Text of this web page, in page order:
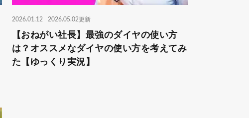
2026.01.12 2026.05.02更新
【おねがい社長】最強のダイヤの使い方
は？オススメなダイヤの使い方を考えてみ
た【ゆっくり実況】